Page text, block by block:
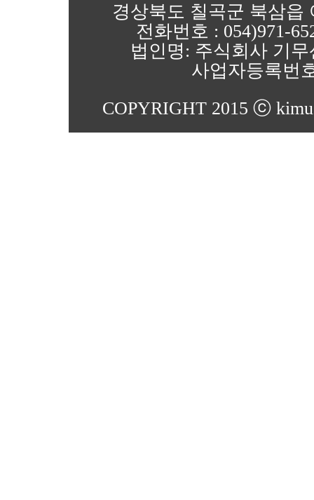
경상북도 칠곡군 북삼읍
전화번호 : 054)971-
법인명: 주식회사 기
사업자등록번
COPYRIGHT 2015 ⓒ